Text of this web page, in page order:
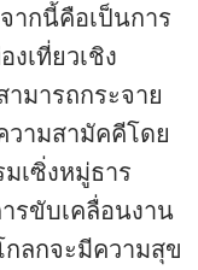
ากนี้คือเป็นการ
เที่ยวเชิง
มารถกระจาย
ามสามัคคีโดย
เซิ่งหมู่ธาร
รขับเคลื่อนงาน
กลกจะมีความสุข